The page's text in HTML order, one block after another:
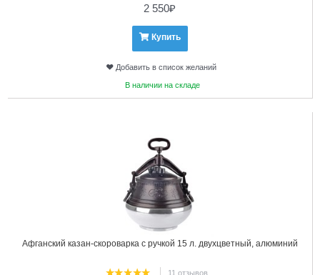
2 550₽
Купить
Добавить в список желаний
В наличии на складе
Афганский казан-скороварка с ручкой 15 л. двухцветный, алюминий
11 отзывов